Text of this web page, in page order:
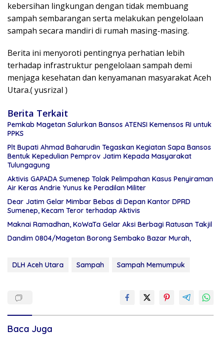
kebersihan lingkungan dengan tidak membuang
sampah sembarangan serta melakukan pengelolaan
sampah secara mandiri di rumah masing-masing.
Berita ini menyoroti pentingnya perhatian lebih
terhadap infrastruktur pengelolaan sampah demi
menjaga kesehatan dan kenyamanan masyarakat Aceh
Utara.( yusrizal )
Berita Terkait
Pemkab Magetan Salurkan Bansos ATENSI Kemensos RI untuk
PPKS
Plt Bupati Ahmad Baharudin Tegaskan Kegiatan Sapa Bansos
Bentuk Kepedulian Pemprov Jatim Kepada Masyarakat
Tulungagung
Aktivis GAPADA Sumenep Tolak Pelimpahan Kasus Penyiraman
Air Keras Andrie Yunus ke Peradilan Militer
Dear Jatim Gelar Mimbar Bebas di Depan Kantor DPRD
Sumenep, Kecam Teror terhadap Aktivis
Maknai Ramadhan, KoWaTa Gelar Aksi Berbagi Ratusan Takjil
Dandim 0804/Magetan Borong Sembako Bazar Murah,
DLH Aceh Utara Sampah Sampah Memumpuk
Baca Juga